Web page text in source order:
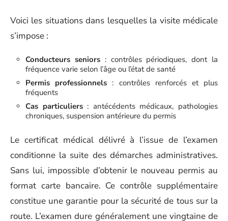
Voici les situations dans lesquelles la visite médicale
s’impose :
Conducteurs seniors: contrôles périodiques, dont la
fréquence varie selon l’âge ou l’état de santé
Permis professionnels : contrôles renforcés et plus
fréquents
Cas particuliers: antécédents médicaux, pathologies
chroniques, suspension antérieure du permis
Le certificat médical délivré à l’issue de l’examen
conditionne la suite des démarches administratives.
Sans lui, impossible d’obtenir le nouveau permis au
format carte bancaire. Ce contrôle supplémentaire
constitue une garantie pour la sécurité de tous sur la
route. L’examen dure généralement une vingtaine de